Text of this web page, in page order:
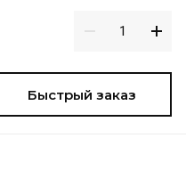
Быстрый заказ